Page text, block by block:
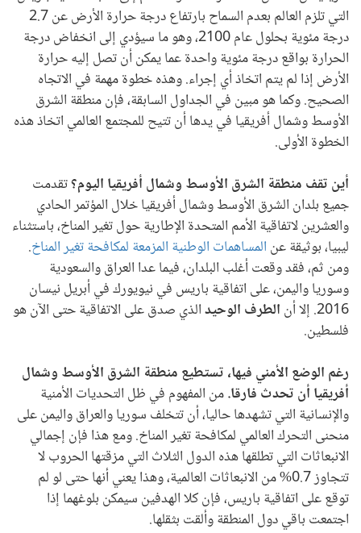
التي تلزم العالم بعدم السماح بارتفاع درجة حرارة الأرض عن 2.7
درجة مئوية بحلول عام 2100، وهو ما سيؤدي إلى انخفاض درجة
الحرارة بواقع درجة مئوية واحدة عما يمكن أن تصل إليه حرارة
الأرض إذا لم يتم اتخاذ أي إجراء. وهذه خطوة مهمة في الاتجاه
الصحيح. وكما هو مبين في الجداول السابقة، فإن منطقة الشرق
الأوسط وشمال أفريقيا في يدها أن تتيح للمجتمع العالمي اتخاذ هذه
الخطوة الأولى.
أين تقف منطقة الشرق الأوسط وشمال أفريقيا اليوم؟تقدمت
جميع بلدان الشرق الأوسط وشمال أفريقيا خلال المؤتمر الحادي
والعشرين لاتفاقية الأمم المتحدة الإطارية حول تغير المناخ، باستثناء
ليبيا، بوثيقة عن المساهمات الوطنية المزمعة لمكافحة تغير المناخ.
ومن ثم، فقد وقعت أغلب البلدان، فيما عدا العراق والسعودية
وسوريا واليمن، على اتفاقية باريس في نيويورك في أبريل نيسان
2016. إلا أن
الطرف الوحيدالذي صدق على الاتفاقية حتى الآن هو
فلسطين.
رغم الوضع الأمني فيها، تستطيع منطقة الشرق الأوسط وشمال
أفريقيا أن تحدث فارقا.من المفهوم في ظل التحديات الأمنية
والإنسانية التي تشهدها حاليا، أن تتخلف سوريا والعراق واليمن على
منحنى التحرك العالمي لمكافحة تغير المناخ. ومع هذا فإن إجمالي
الانبعاثات التي تطلقها هذه الدول الثلاث التي مزقتها الحروب لا
تتجاوز 0.7% من الانبعاثات العالمية، وهذا يعني أنها حتى لو لم
توقع على اتفاقية باريس، فإن كلا الهدفين سيمكن بلوغهما إذا
اجتمعت باقي دول المنطقة وألقت بثقلها.